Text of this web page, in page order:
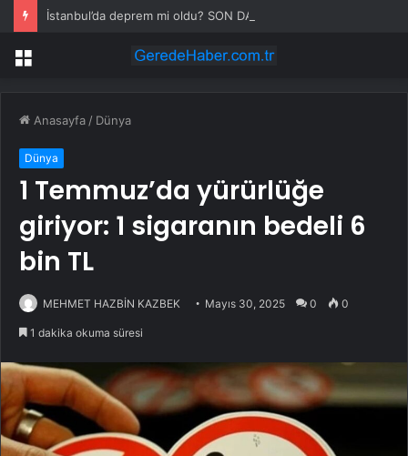
Menü
Anasayfa / Dünya
Dünya
1 Temmuz’da yürürlüğe
giriyor: 1 sigaranın bedeli 6
bin TL
MEHMET HAZBİN KAZBEK Mayıs 30, 2025 0 0
1 dakika okuma süresi